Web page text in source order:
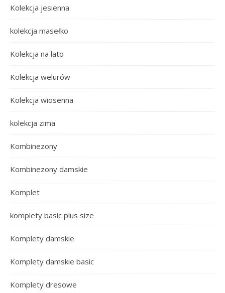
Kolekcja jesienna
kolekcja masełko
Kolekcja na lato
Kolekcja welurów
Kolekcja wiosenna
kolekcja zima
Kombinezony
Kombinezony damskie
Komplet
komplety basic plus size
Komplety damskie
Komplety damskie basic
Komplety dresowe